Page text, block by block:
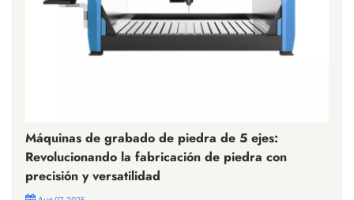
Máquinas de grabado de piedra de 5 ejes:
Revolucionando la fabricación de piedra con
precisión y versatilidad